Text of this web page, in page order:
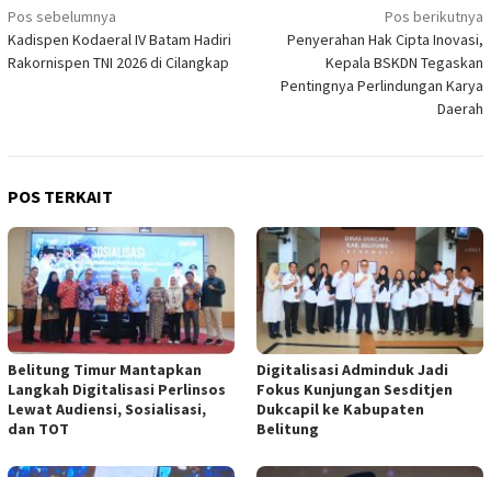
Navigasi
pos
Pos sebelumnya
Kadispen Kodaeral IV Batam Hadiri
Rakornispen TNI 2026 di Cilangkap
Pos berikutnya
Penyerahan Hak Cipta Inovasi,
Kepala BSKDN Tegaskan
Pentingnya Perlindungan Karya
Daerah
POS TERKAIT
Belitung Timur Mantapkan
Langkah Digitalisasi Perlinsos
Lewat Audiensi, Sosialisasi,
dan TOT
Digitalisasi Adminduk Jadi
Fokus Kunjungan Sesditjen
Dukcapil ke Kabupaten
Belitung